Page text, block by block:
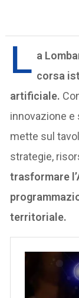
L a
corsa
artificiale.
innovazione e
mette sul
strategie,
trasformare
territoriale.